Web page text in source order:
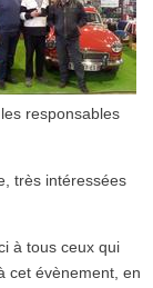
responsables
très intéressées
à tous ceux qui
cet évènement, en